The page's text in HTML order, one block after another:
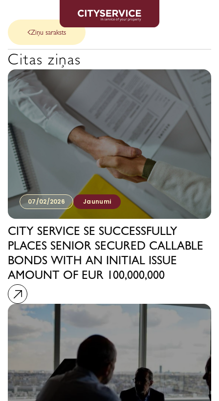
Ziņu saraksts
Citas ziņas
07/02/2026 Jaunumi
CITY SERVICE SE SUCCESSFULLY
PLACES SENIOR SECURED CALLABLE
BONDS WITH AN INITIAL ISSUE
AMOUNT OF EUR 100,000,000